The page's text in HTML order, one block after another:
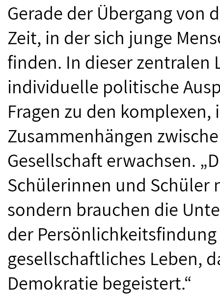
Gerade der Übergang von
Zeit, in der sich junge
finden. In dieser zentralen
individuelle politische
Fragen zu den
Zusammenhängen
Gesellschaft erwachsen.
Schülerinnen und Schüler
sondern brauchen die
der
gesellschaftliches Leben,
Demokratie begeistert.“